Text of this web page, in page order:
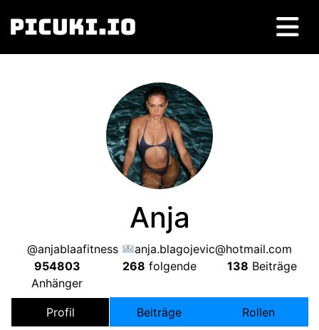
Anja
@anjablaafitness
anja.blagojevic@hotmail.com
954803
Anhänger
268 folgende 138 Beiträge
Profil Beiträge Rollen